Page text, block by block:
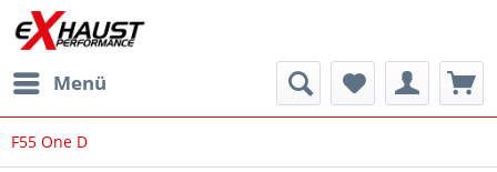
Menü
F55 One D